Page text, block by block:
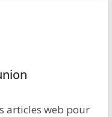
articles web pour